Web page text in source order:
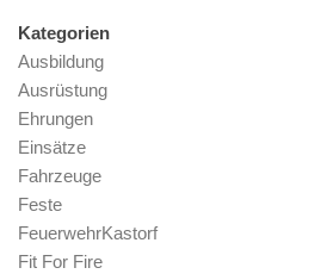
Kategorien
Ausbildung
Ausrüstung
Ehrungen
Einsätze
Fahrzeuge
Feste
FeuerwehrKastorf
Fit For Fire